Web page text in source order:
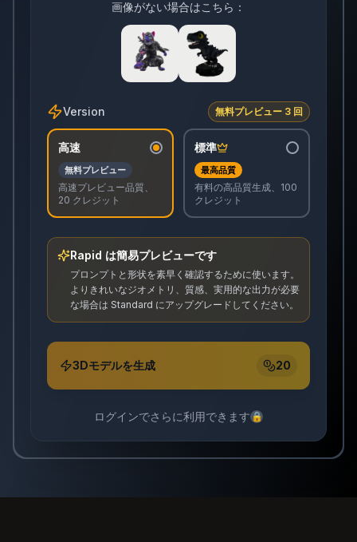
画像がない場合はこちら：
Version 無料プレビュー 3 回
高速
無料プレビュー
高速プレビュー品質、
20 クレジット
標準
最高品質
有料の高品質生成、100
クレジット
Rapid は簡易プレビューです
プロンプトと形状を素早く確認するために使います。
よりきれいなジオメトリ、質感、実用的な出力が必要
な場合は Standard にアップグレードしてください。
3Dモデルを生成 20
ログインでさらに利用できます🔒